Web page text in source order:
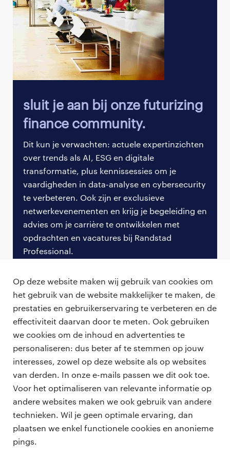
Op deze website maken wij gebruik van cookies om
het gebruik van de website makkelijker te maken, de
prestaties en gebruikerservaring te verbeteren en de
effectiviteit daarvan door te meten. Ook gebruiken
we cookies om de inhoud en advertenties te
personaliseren: dus beter af te stemmen op jouw
interesses, zowel op deze website als op websites
van derden. In onze e-mails passen we dit ook toe.
Voor het optimaliseren van relevante informatie op
andere websites maken we ook gebruik van andere
technieken. Wil je geen optimale ervaring, dan
plaatsen we enkel functionele cookies en anonieme
pings.
De complexiteit van wereldwijde supply chains,
versterkt door geopolitieke gebeurtenissen en
aanhoudende post-pandemische effecten,
vereisen uiterst flexibele en robuuste
contractuele voorwaarden.
plotselinge kostenstijgingen kunnen de
projectoplevering en winstgevendheid ernstig
beïnvloeden. Denk aan de directe impact
wanneer een cruciaal onderdeel een plotselinge
prijsstijging krijgt of niet meer beschikbaar is.
De inhoud van contracten moet op deze
veranderingen anticiperen en een aanpassing
mogelijk maken.
handelsbeleid
roep om handelsbetrekkingen met de EU en
andere wereldspelers te versterken en politieke
instabiliteit zijn verstrekkend, vooral voor
internationale contracten en
inkomstenstromen.
Een plotselinge verschuiving in importheffingen
of een nieuwe handelsbarrière kan de
winstmarges op internationale deals snel
uithollen.
Voor F&A professionals is het belangrijk om zich
bewust te zijn van deze veranderingen en
beschermende clausules in te bouwen die de
aanpassingen te maken als de markt daarom
vraagt.
sluit je aan bij onze futurizing
finance community.
Dit kun je verwachten: actuele expertinzichten
over trends als AI, ESG en digitale
transformatie, plus kennissessies om je
vaardigheden in data-analyse en cybersecurity
te verbeteren. Ook zijn er exclusieve
netwerkevenementen en krijg je begeleiding en
advies om je carrière te ontwikkelen met
opdrachten en vacatures bij Randstad
Professional.
meld je nu aan
professionals
vacatures
zzp-opdrachten
careers for expats
voor opdrachtgevers
vacature plaatsen
over ons
werken bij Randstad